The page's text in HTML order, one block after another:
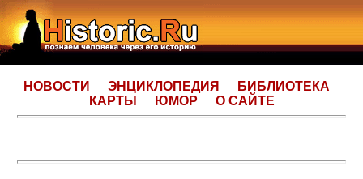
НОВОСТИ ЭНЦИКЛОПЕДИЯ
БИБЛИОТЕКА
КАРТЫ
ЮМОР О САЙТЕ